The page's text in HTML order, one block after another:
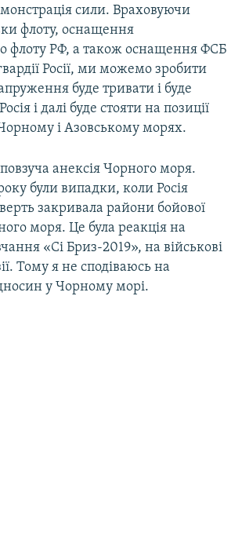
сили. Враховуючи
флоту, оснащення
флоту РФ, а також оснащення ФСБ
Росії, ми можемо зробити
буде тривати і буде
і далі буде стояти на позиції
і Азовському морях.
анексія Чорного моря.
були випадки, коли Росія
закривала райони бойової
моря. Це була реакція на
«Сі Бриз-2019», на військові
Тому я не сподіваюсь на
у Чорному морі.